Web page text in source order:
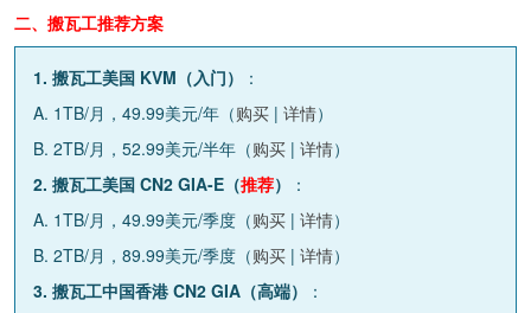
二、搬瓦工推荐方案
1. 搬瓦工美国 KVM（入门）
：
A. 1TB/月，49.99美元/年（购买 | 详情）
B. 2TB/月，52.99美元/半年（购买 | 详情）
2. 搬瓦工美国 CN2 GIA-E（推荐）
：
A. 1TB/月，49.99美元/季度（购买 | 详情）
B. 2TB/月，89.99美元/季度（购买 | 详情）
3. 搬瓦工中国香港 CN2 GIA（高端）
：